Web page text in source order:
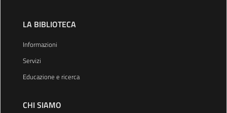
LA BIBLIOTECA
Informazioni
Servizi
Educazione e ricerca
CHI SIAMO